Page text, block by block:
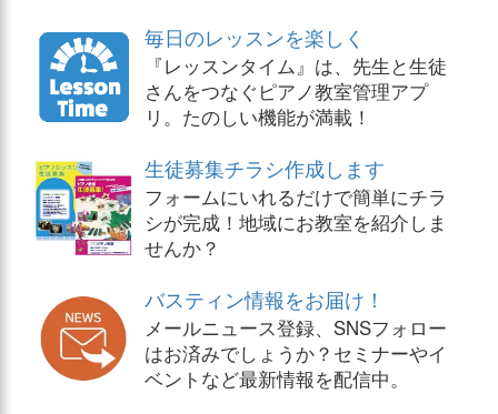
毎日のレッスンを楽しく
『レッスンタイム』は、先生と生徒
さんをつなぐピアノ教室管理アプ
リ。たのしい機能が満載！
生徒募集チラシ作成します
フォームにいれるだけで簡単にチラ
シが完成！地域にお教室を紹介しま
せんか？
バスティン情報をお届け！
メールニュース登録、SNSフォロー
はお済みでしょうか？セミナーやイ
ベントなど最新情報を配信中。